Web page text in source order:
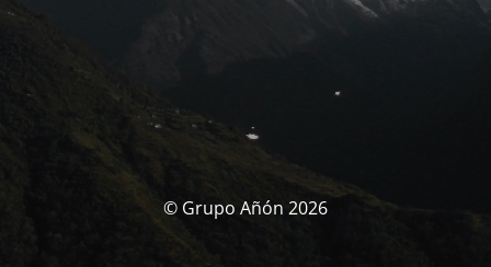
© Grupo Añón 2026